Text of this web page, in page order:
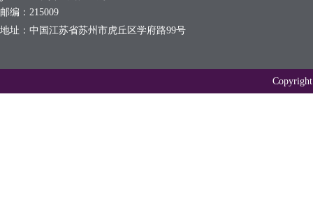
邮编：215009
地址：中国江苏省苏州市虎丘区学府路99号